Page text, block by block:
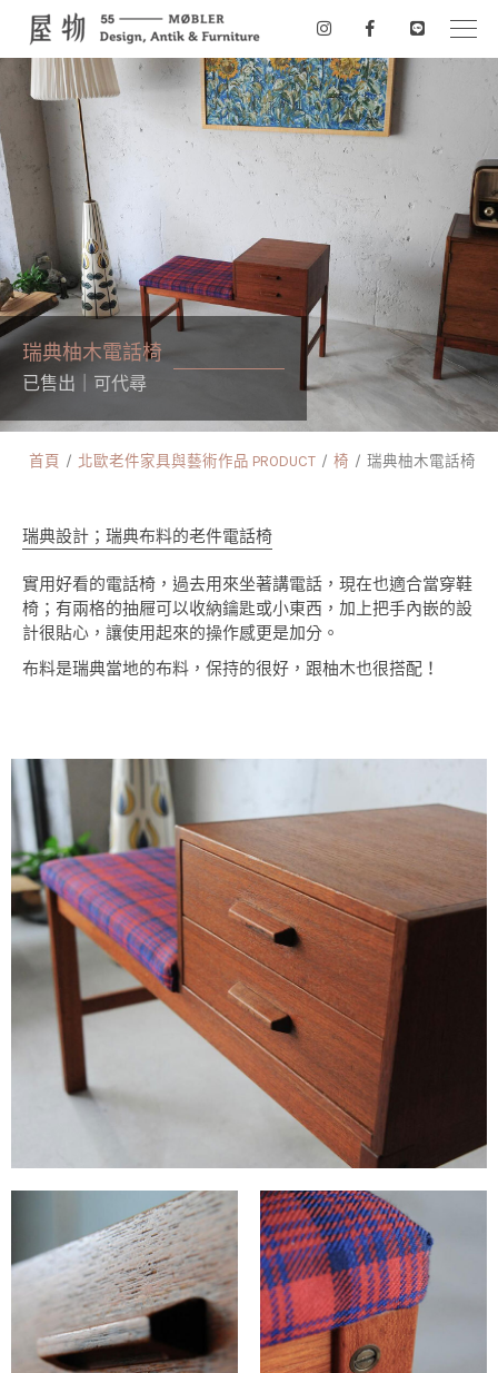
瑞典柚木電話椅
已售出｜可代尋
首頁 北歐老件家具與藝術作品 PRODUCT 椅 瑞典柚木電話椅
瑞典設計；瑞典布料的老件電話椅
實用好看的電話椅，過去用來坐著講電話，現在也適合當穿鞋
椅；有兩格的抽屜可以收納鑰匙或小東西，加上把手內嵌的設
計很貼心，讓使用起來的操作感更是加分。
布料是瑞典當地的布料，保持的很好，跟柚木也很搭配！